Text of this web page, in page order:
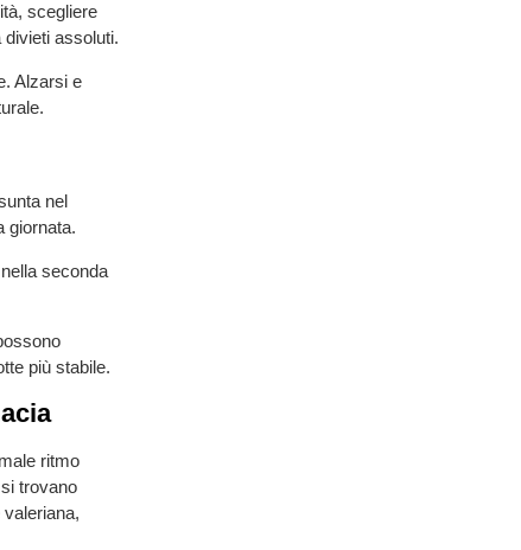
scegliere
assoluti.
Alzarsi e
nel
giornata.
seconda
più stabile.
ritmo
trovano